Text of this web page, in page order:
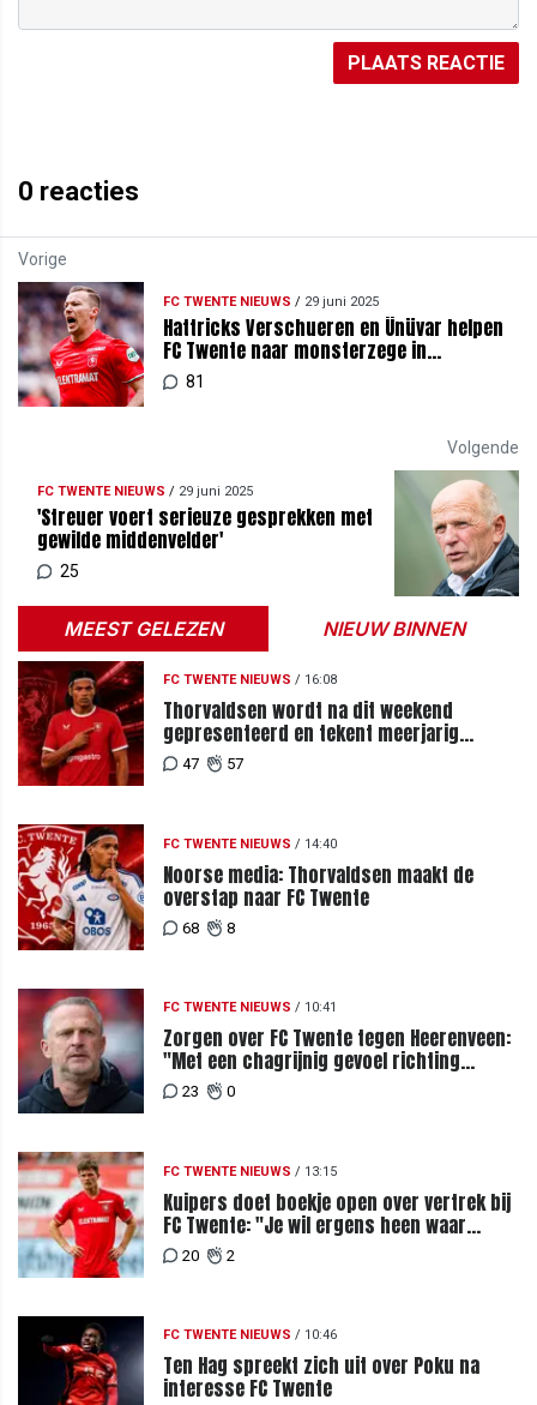
PLAATS REACTIE
0 reacties
Vorige
FC TWENTE NIEUWS / 29 juni 2025
Hattricks Verschueren en Ünüvar helpen
FC Twente naar monsterzege in
Deurningen
81
Volgende
FC TWENTE NIEUWS / 29 juni 2025
'Streuer voert serieuze gesprekken met
gewilde middenvelder'
25
MEEST GELEZEN NIEUW BINNEN
FC TWENTE NIEUWS / 16:08
Thorvaldsen wordt na dit weekend
gepresenteerd en tekent meerjarig
contract bij FC Twente
47 57
FC TWENTE NIEUWS / 14:40
Noorse media: Thorvaldsen maakt de
overstap naar FC Twente
68 8
FC TWENTE NIEUWS / 10:41
Zorgen over FC Twente tegen Heerenveen:
"Met een chagrijnig gevoel richting
Slowakije"
23 0
FC TWENTE NIEUWS / 13:15
Kuipers doet boekje open over vertrek bij
FC Twente: "Je wil ergens heen waar
mensen je waarderen"
20 2
FC TWENTE NIEUWS / 10:46
Ten Hag spreekt zich uit over Poku na
interesse FC Twente